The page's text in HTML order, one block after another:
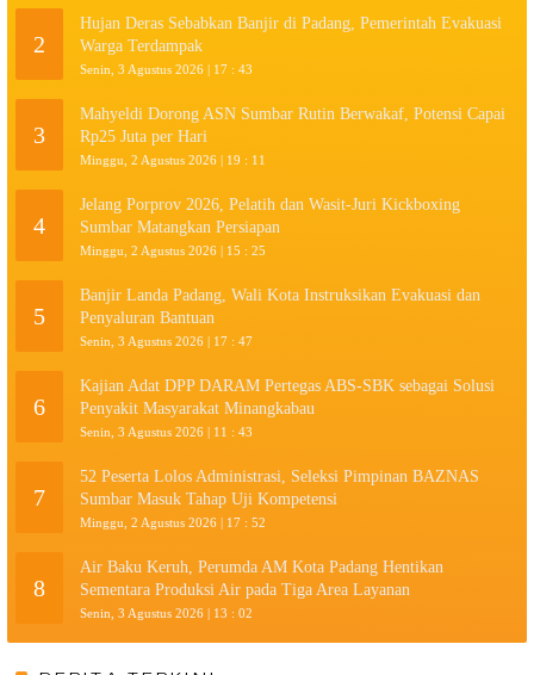
2
Hujan Deras Sebabkan Banjir di Padang, Pemerintah Evakuasi
Warga Terdampak
Senin, 3 Agustus 2026 | 17 : 43
3
Mahyeldi Dorong ASN Sumbar Rutin Berwakaf, Potensi Capai
Rp25 Juta per Hari
Minggu, 2 Agustus 2026 | 19 : 11
4
Jelang Porprov 2026, Pelatih dan Wasit-Juri Kickboxing
Sumbar Matangkan Persiapan
Minggu, 2 Agustus 2026 | 15 : 25
5
Banjir Landa Padang, Wali Kota Instruksikan Evakuasi dan
Penyaluran Bantuan
Senin, 3 Agustus 2026 | 17 : 47
6
Kajian Adat DPP DARAM Pertegas ABS-SBK sebagai Solusi
Penyakit Masyarakat Minangkabau
Senin, 3 Agustus 2026 | 11 : 43
7
52 Peserta Lolos Administrasi, Seleksi Pimpinan BAZNAS
Sumbar Masuk Tahap Uji Kompetensi
Minggu, 2 Agustus 2026 | 17 : 52
8
Air Baku Keruh, Perumda AM Kota Padang Hentikan
Sementara Produksi Air pada Tiga Area Layanan
Senin, 3 Agustus 2026 | 13 : 02